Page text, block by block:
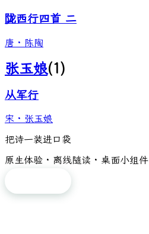
陇西行四首 二
唐 · 陈陶
张玉娘(1)
从军行
宋 · 张玉娘
把诗一装进口袋
原生体验 · 离线随读 · 桌面小组件